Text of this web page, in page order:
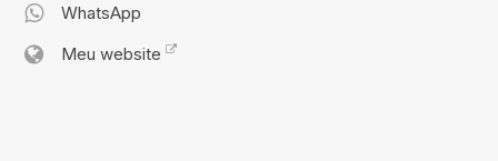
WhatsApp
Meu website